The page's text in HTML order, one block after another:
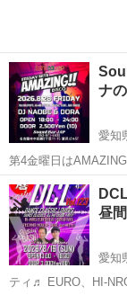
ナ
愛知
Hi-NRG、
り交ぜながら オール
愛知 名古屋市
昼
愛知
ティ♬ EURO、HI-